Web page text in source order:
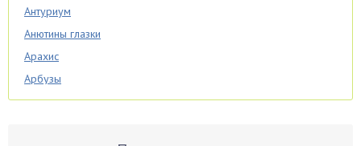
Антуриум
Анютины глазки
Арахис
Арбузы
Аспарагус